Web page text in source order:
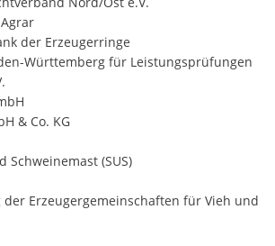
der Erzeugerringe
Württemberg für Leistungsprüfungen
& Co. KG
Schweinemast (SUS)
der Erzeugergemeinschaften für Vieh und